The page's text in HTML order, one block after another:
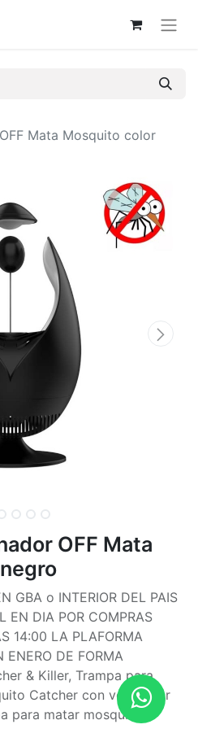
Mata Mosquito color
OFF Mata
GBA o INTERIOR DEL PAIS
EN DIA POR COMPRAS
14:00 LA PLAFORMA
ENERO DE FORMA
& Killer, Trampa para
Catcher con ventilador
para matar mosquitos,